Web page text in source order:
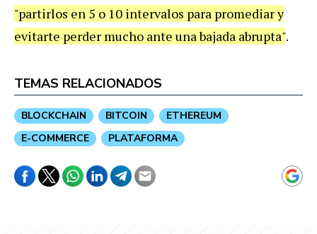
"partirlos en 5 o 10 intervalos para promediar y
evitarte perder mucho ante una bajada abrupta".
TEMAS RELACIONADOS
BLOCKCHAIN BITCOIN
ETHEREUM
E-COMMERCE
PLATAFORMA